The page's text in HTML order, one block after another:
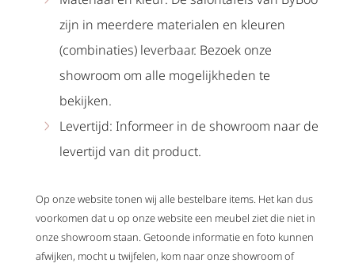
zijn in meerdere materialen en kleuren
(combinaties) leverbaar. Bezoek onze
showroom om alle mogelijkheden te
bekijken.
Levertijd: Informeer in de showroom naar de
levertijd van dit product.
Op onze website tonen wij alle bestelbare items. Het kan dus
voorkomen dat u op onze website een meubel ziet die niet in
onze showroom staan. Getoonde informatie en foto kunnen
afwijken, mocht u twijfelen, kom naar onze showroom of